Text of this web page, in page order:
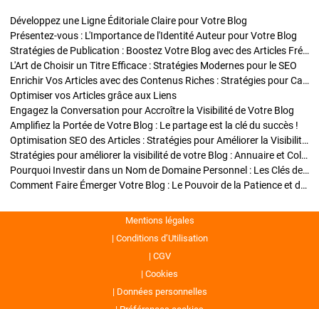
Développez une Ligne Éditoriale Claire pour Votre Blog
Présentez-vous : L'Importance de l'Identité Auteur pour Votre Blog
Stratégies de Publication : Boostez Votre Blog avec des Articles Fréquents et Exclusifs
L'Art de Choisir un Titre Efficace : Stratégies Modernes pour le SEO
Enrichir Vos Articles avec des Contenus Riches : Stratégies pour Captiver et Optimiser
Optimiser vos Articles grâce aux Liens
Engagez la Conversation pour Accroître la Visibilité de Votre Blog
Amplifiez la Portée de Votre Blog : Le partage est la clé du succès !
Optimisation SEO des Articles : Stratégies pour Améliorer la Visibilité de Votre Blog
Stratégies pour améliorer la visibilité de votre Blog : Annuaire et Collaborations
Pourquoi Investir dans un Nom de Domaine Personnel : Les Clés de la Réussite de Votre Blog
Comment Faire Émerger Votre Blog : Le Pouvoir de la Patience et de la Persévérance
Mentions légales
Conditions d’Utilisation
CGV
Cookies
Données personnelles